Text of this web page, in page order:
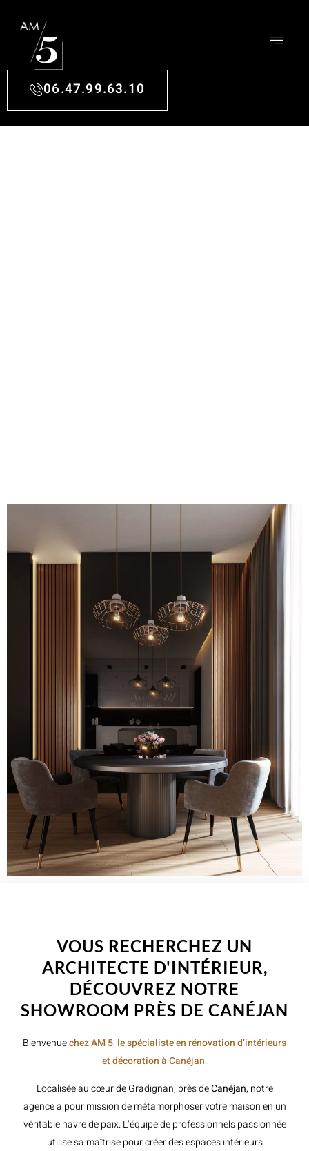
06.47.99.63.10
VOUS RECHERCHEZ UN
ARCHITECTE D'INTÉRIEUR,
DÉCOUVREZ NOTRE
SHOWROOM PRÈS DE CANÉJAN
Bienvenuechez AM 5, le spécialiste en rénovation d’intérieurs
et décoration à Canéjan.
Localisée au cœur de Gradignan, près deCanéjan, notre
agence a pour mission de métamorphoser votre maison en un
véritable havre de paix. L’équipe de professionnels passionnée
utilise sa maîtrise pour créer des espaces intérieurs